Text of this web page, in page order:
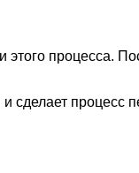
процесса.
сделает процесс